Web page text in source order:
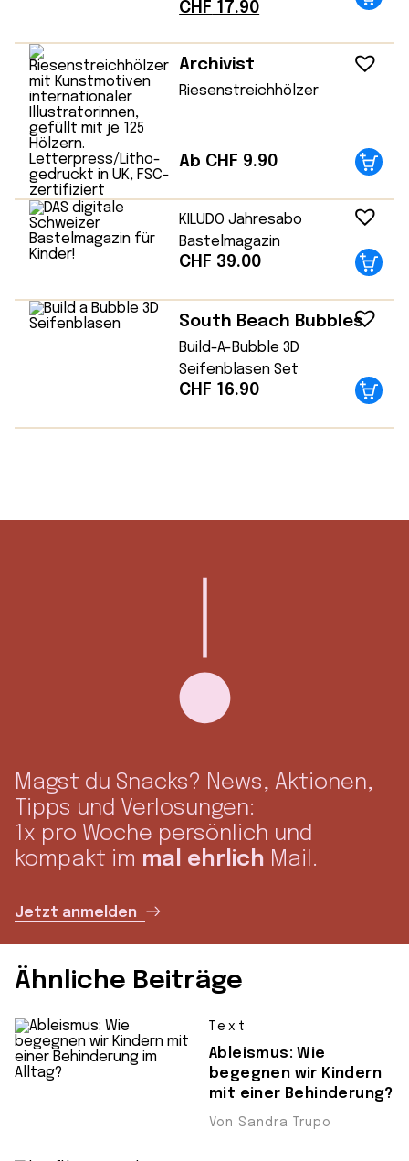
Ursprünglicher
war:
CHF 24.90
CHF 17.90Aktueller
Archivist
Riesenstreichhölzer
Ab CHF 9.90
KILUDO Jahresabo
Bastelmagazin
CHF 39.00
South Beach Bubbles
Build-A-Bubble 3D
Seifenblasen Set
CHF 16.90
Magst du Snacks? News, Aktionen,
Tipps und Verlosungen:
1x pro Woche persönlich und
kompakt im mal ehrlich Mail.
Jetzt anmelden
Ähnliche Beiträge
Text
Ableismus: Wie
begegnen wir Kindern
mit einer Behinderung?
Von Sandra Trupo